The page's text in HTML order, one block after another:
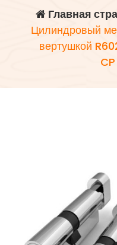
Главная
Цилиндровый
вертушкой